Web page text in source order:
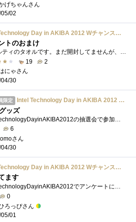
げちゃんさん
02
Intel Technology Day in AKIBA 2012 Wチャンスアンケート参加賞 タオル
トのおまけ
ノベルティのタオルです。まだ開封してませんが、何に使うのがいいのでしょう？→撮影用の背景にしてみました。
19
2
にゃさん
30
限定 Intel Technology Day in AKIBA 2012 Wチャンスアンケート参加賞 タオル
ッズ
6
さん
30
Intel Technology Day in AKIBA 2012 Wチャンスアンケート参加賞 タオル
ます
IntelTechnologyDayinAKIBA2012でアンケートに答えると1回だけできる抽選での参加賞。もう一回抽選できる券をプリントアウトして持っていったのに出し�...
0
ろっぴさん
01